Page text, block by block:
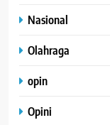
Nasional
Olahraga
opin
Opini